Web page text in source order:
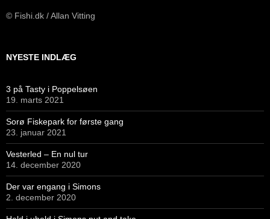
© Fishi.dk / Allan Vitting
NYESTE INDLÆG
3 på Tasty i Poppelsøen
19. marts 2021
Sorø Fiskepark for første gang
23. januar 2021
Vesterled – En nul tur
14. december 2020
Der var engang i Simons
2. december 2020